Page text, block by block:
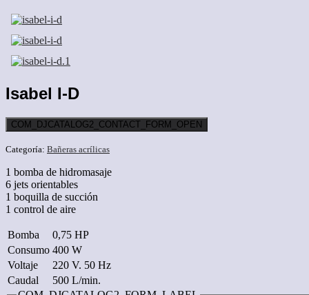
Isabel I-D
COM_DJCATALOG2_CONTACT_FORM_OPEN
Categoría: Bañeras acrílicas
1 bomba de hidromasaje
6 jets orientables
1 boquilla de succión
1 control de aire
Bomba
0,75 HP
Consumo 400 W
Voltaje
220 V. 50 Hz
Caudal
500 L/min.